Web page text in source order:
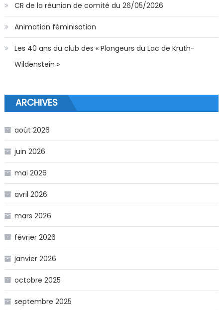
CR de la réunion de comité du 26/05/2026
Animation féminisation
Les 40 ans du club des « Plongeurs du Lac de Kruth-
Wildenstein »
ARCHIVES
août 2026
juin 2026
mai 2026
avril 2026
mars 2026
février 2026
janvier 2026
octobre 2025
septembre 2025